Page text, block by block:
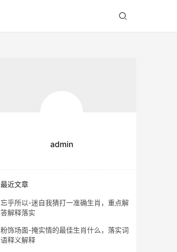
admin
最近文章
忘乎所以-迷自我猜打一准确生肖，重点解
答解释落实
粉饰场面-掩实情的最佳生肖什么，落实词
语释义解释